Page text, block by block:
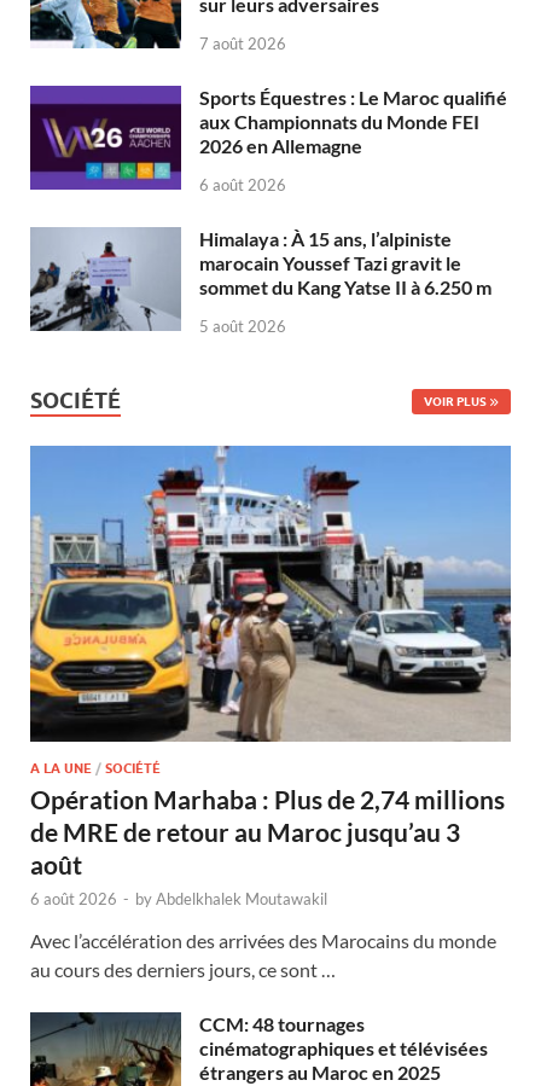
7 août 2026
Sports Équestres : Le Maroc qualifié
aux Championnats du Monde FEI
2026 en Allemagne
6 août 2026
Himalaya : À 15 ans, l’alpiniste
marocain Youssef Tazi gravit le
sommet du Kang Yatse II à 6.250 m
5 août 2026
SOCIÉTÉ VOIR PLUS
A LA UNE / SOCIÉTÉ
Opération Marhaba : Plus de 2,74 millions
de MRE de retour au Maroc jusqu’au 3
août
6 août 2026 - byAbdelkhalek Moutawakil
Avec l’accélération des arrivées des Marocains du monde
au cours des derniers jours, ce sont …
CCM: 48 tournages
cinématographiques et télévisées
étrangers au Maroc en 2025